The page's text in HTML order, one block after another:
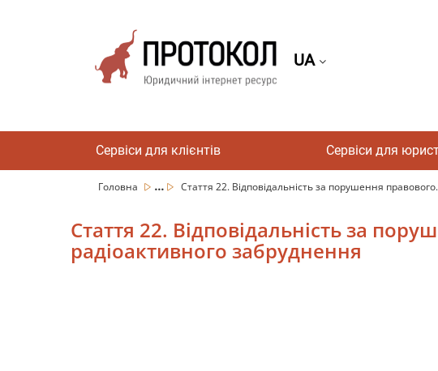
UA
Сервіси для клієнтів Сервіси для
Головна ... Стаття 22. Відповідальність за порушення
Стаття 22. Відповідальність за
радіоактивного забруднення